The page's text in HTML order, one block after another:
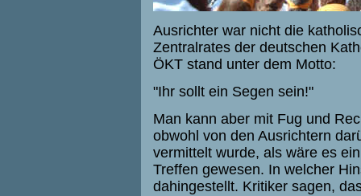
Ausrichter war nicht die
Zentralrates der deutschen
ÖKT stand unter dem Motto:
"Ihr sollt ein Segen sein!"
Man kann aber mit Fug und
obwohl von den Ausrichtern
vermittelt wurde, als wäre es
Treffen gewesen. In welcher
dahingestellt. Kritiker sagen,